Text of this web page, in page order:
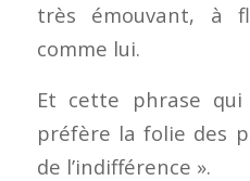
très émouvant, à
comme lui.
Et cette phrase
préfère la folie des
de l’indifférence ».